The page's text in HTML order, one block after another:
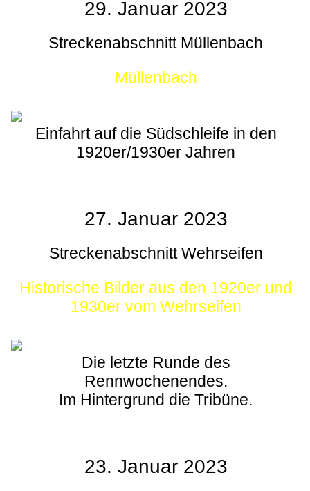
29. Januar 2023
Streckenabschnitt Müllenbach
Müllenbach
Einfahrt auf die Südschleife in den
1920er/1930er Jahren
27. Januar 2023
Streckenabschnitt Wehrseifen
Historische Bilder aus den 1920er und
1930er vom Wehrseifen
Die letzte Runde des
Rennwochenendes.
Im Hintergrund die Tribüne.
23. Januar 2023